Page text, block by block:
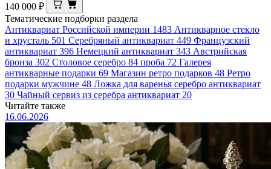
140 000 ₽
Тематические подборки раздела
Антиквариат Российской империи 1483 Антикварное стекло
и хрусталь 501 Серебряный антиквариат 449 Французский
антиквариат 396 Немецкий антиквариат 343 Австрийская
бронза 302 Столовое серебро 84 проба 72 Галерея
антикварные подарки 69 Магазин ретро подарков 48 Ретро
подарки мужчине 48 Ложка для варенья серебро антиквариат
30 Чайный сервиз из серебра антиквариат 20
Читайте также
16.06.2026